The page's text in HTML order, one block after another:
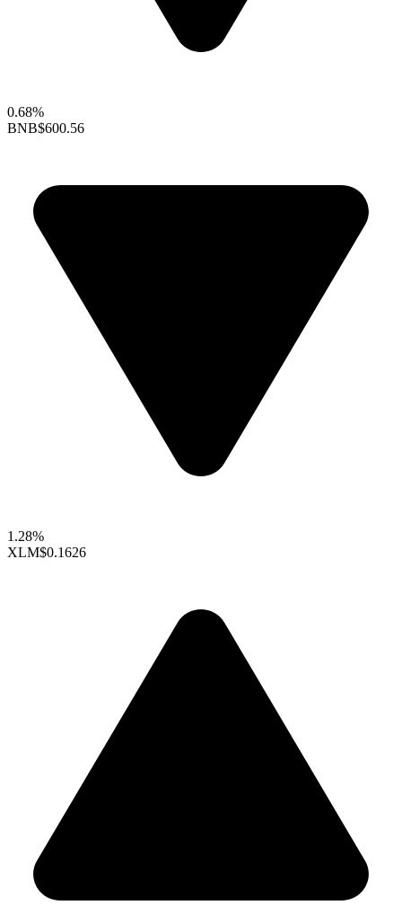
0.68%
BNB$600.56
1.28%
XLM$0.1626